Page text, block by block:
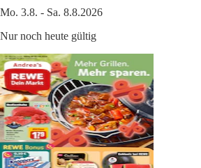
Mo. 3.8. - Sa. 8.8.2026
Nur noch heute gültig